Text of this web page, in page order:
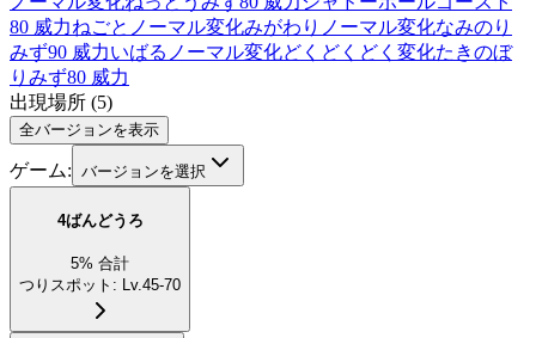
80 威力ねごと ノーマル変化みがわり ノーマル変化なみのり
みず90 威力いばる ノーマル変化どくどく どく 変化たきのぼ
り みず80 威力
出現場所 (5)
全バージョンを表示
ゲーム: バージョンを選択
4ばんどうろ
5% 合計
つりスポット : Lv.45-70